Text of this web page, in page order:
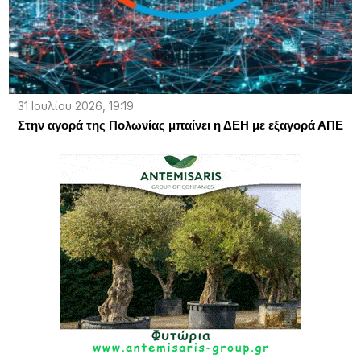
31 Ιουλίου 2026, 19:19
Στην αγορά της Πολωνίας μπαίνει η ΔΕΗ με εξαγορά ΑΠΕ